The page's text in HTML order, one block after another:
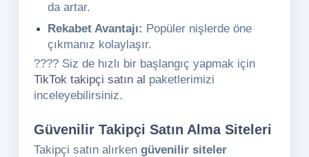
da artar.
Rekabet Avantajı: Popüler nişlerde öne
çıkmanız kolaylaşır.
???? Siz de hızlı bir başlangıç yapmak için
TikTok takipçi satın al paketlerimizi
inceleyebilirsiniz.
Güvenilir Takipçi Satın Alma Siteleri
Takipçi satın alırken güvenilir siteler